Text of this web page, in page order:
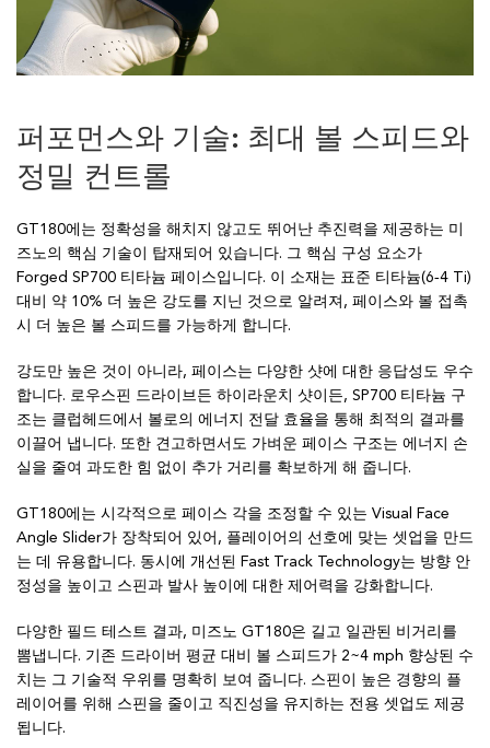
퍼포먼스와 기술: 최대 볼 스피드와
정밀 컨트롤
GT180에는 정확성을 해치지 않고도 뛰어난 추진력을 제공하는 미
즈노의 핵심 기술이 탑재되어 있습니다. 그 핵심 구성 요소가
Forged SP700 티타늄 페이스입니다. 이 소재는 표준 티타늄(6‑4 Ti)
대비 약 10% 더 높은 강도를 지닌 것으로 알려져, 페이스와 볼 접촉
시 더 높은 볼 스피드를 가능하게 합니다.
강도만 높은 것이 아니라, 페이스는 다양한 샷에 대한 응답성도 우수
합니다. 로우스핀 드라이브든 하이라운치 샷이든, SP700 티타늄 구
조는 클럽헤드에서 볼로의 에너지 전달 효율을 통해 최적의 결과를
이끌어 냅니다. 또한 견고하면서도 가벼운 페이스 구조는 에너지 손
실을 줄여 과도한 힘 없이 추가 거리를 확보하게 해 줍니다.
GT180에는 시각적으로 페이스 각을 조정할 수 있는 Visual Face
Angle Slider가 장착되어 있어, 플레이어의 선호에 맞는 셋업을 만드
는 데 유용합니다. 동시에 개선된 Fast Track Technology는 방향 안
정성을 높이고 스핀과 발사 높이에 대한 제어력을 강화합니다.
다양한 필드 테스트 결과, 미즈노 GT180은 길고 일관된 비거리를
뽐냅니다. 기존 드라이버 평균 대비 볼 스피드가 2~4 mph 향상된 수
치는 그 기술적 우위를 명확히 보여 줍니다. 스핀이 높은 경향의 플
레이어를 위해 스핀을 줄이고 직진성을 유지하는 전용 셋업도 제공
됩니다.